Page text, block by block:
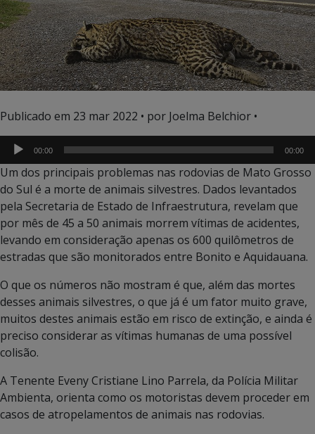
Publicado em 23 mar 2022 • por Joelma Belchior •
de
áudio
00:00 00:00
Um dos principais problemas nas rodovias de Mato Grosso
do Sul é a morte de animais silvestres. Dados levantados
pela Secretaria de Estado de Infraestrutura, revelam que
por mês de 45 a 50 animais morrem vítimas de acidentes,
levando em consideração apenas os 600 quilômetros de
estradas que são monitorados entre Bonito e Aquidauana.
O que os números não mostram é que, além das mortes
desses animais silvestres, o que já é um fator muito grave,
muitos destes animais estão em risco de extinção, e ainda é
preciso considerar as vítimas humanas de uma possível
colisão.
A Tenente Eveny Cristiane Lino Parrela, da Polícia Militar
Ambienta, orienta como os motoristas devem proceder em
casos de atropelamentos de animais nas rodovias.